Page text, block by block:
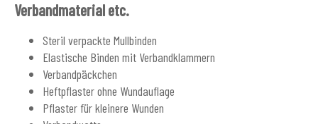
Verbandmaterial etc.
Steril verpackte Mullbinden
Elastische Binden mit Verbandklammern
Verbandpäckchen
Heftpflaster ohne Wundauflage
Pflaster für kleinere Wunden